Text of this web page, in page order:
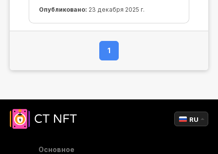
Опубликовано: 23 декабря 2025 г.
1
Основное
RU